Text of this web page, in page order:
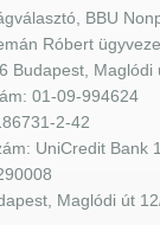
BBU
Róbert
Budapest, Maglódi
01-09-994624
2-42
UniCredit Bank
Maglódi út